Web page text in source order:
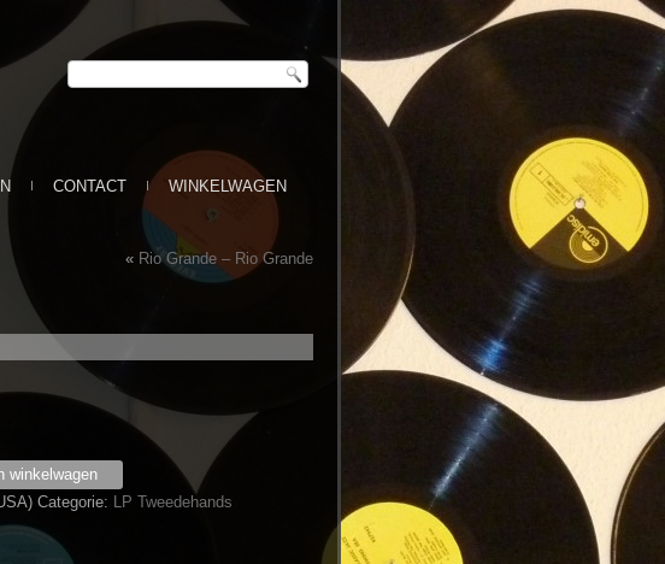
CONTACT
WINKELWAGEN
« Rio Grande ‎– Rio Grande
winkelwagen
Categorie: LP Tweedehands